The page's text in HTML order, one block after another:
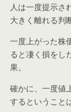
人は一度提示さ
大きく離れる判
一度上がった株
ると凄く損をし
果。
確かに、一度値
するということ